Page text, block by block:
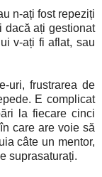
n-ați fost repeziți
dacă ați gestionat
v-ați fi aflat, sau
uri, frustrarea de
E complicat
la fiecare cinci
care are voie să
câte un mentor,
suprasaturați.